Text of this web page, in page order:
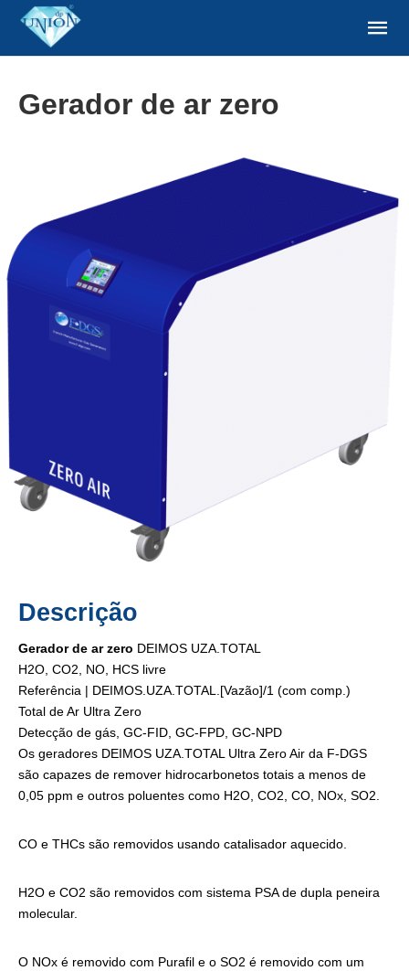
Gerador de ar zero
Descrição
Gerador de ar zero DEIMOS UZA.TOTAL
H2O, CO2, NO, HCS livre
Referência | DEIMOS.UZA.TOTAL.[Vazão]/1 (com comp.)
Total de Ar Ultra Zero
Detecção de gás, GC-FID, GC-FPD, GC-NPD
Os geradores DEIMOS UZA.TOTAL Ultra Zero Air da F-DGS
são capazes de remover hidrocarbonetos totais a menos de
0,05 ppm e outros poluentes como H2O, CO2, CO, NOx, SO2.
CO e THCs são removidos usando catalisador aquecido.
H2O e CO2 são removidos com sistema PSA de dupla peneira
molecular.
O NOx é removido com Purafil e o SO2 é removido com um